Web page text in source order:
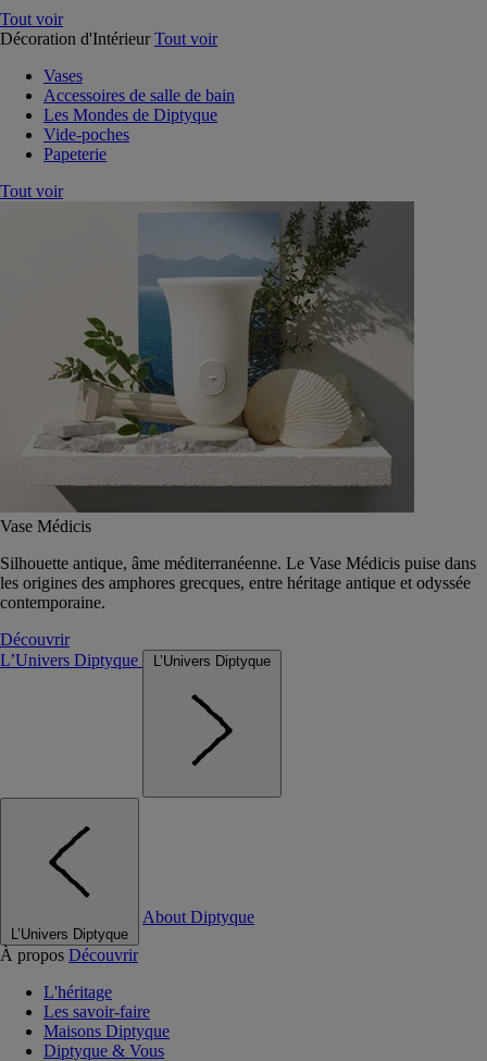
Tout voir
Décoration d'Intérieur Tout voir
Vases
Accessoires de salle de bain
Les Mondes de Diptyque
Vide-poches
Papeterie
Tout voir
Vase Médicis
Silhouette antique, âme méditerranéenne. Le Vase Médicis puise dans
les origines des amphores grecques, entre héritage antique et odyssée
contemporaine.
Découvrir
L’Univers Diptyque
L’Univers Diptyque
L’Univers Diptyque
About Diptyque
À propos Découvrir
L'héritage
Les savoir-faire
Maisons Diptyque
Diptyque & Vous